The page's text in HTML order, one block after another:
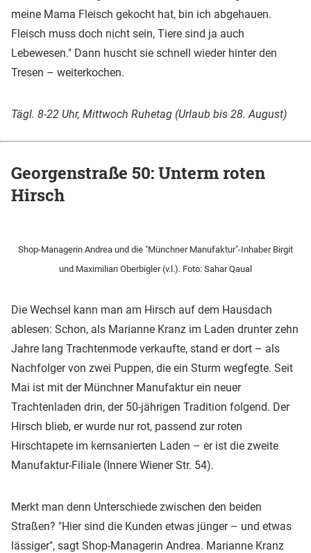
meine Mama Fleisch gekocht hat, bin ich abgehauen.
Fleisch muss doch nicht sein, Tiere sind ja auch
Lebewesen." Dann huscht sie schnell wieder hinter den
Tresen – weiterkochen.
Tägl. 8-22 Uhr, Mittwoch Ruhetag (Urlaub bis 28. August)
Georgenstraße 50: Unterm roten
Hirsch
Shop-Managerin Andrea und die "Münchner Manufaktur"-Inhaber Birgit
und Maximilian Oberbigler (v.l.). Foto: Sahar Qaual
Die Wechsel kann man am Hirsch auf dem Hausdach
ablesen: Schon, als Marianne Kranz im Laden drunter zehn
Jahre lang Trachtenmode verkaufte, stand er dort – als
Nachfolger von zwei Puppen, die ein Sturm wegfegte. Seit
Mai ist mit der Münchner Manufaktur ein neuer
Trachtenladen drin, der 50-jährigen Tradition folgend. Der
Hirsch blieb, er wurde nur rot, passend zur roten
Hirschtapete im kernsanierten Laden – er ist die zweite
Manufaktur-Filiale (Innere Wiener Str. 54).
Merkt man denn Unterschiede zwischen den beiden
Straßen? "Hier sind die Kunden etwas jünger – und etwas
lässiger", sagt Shop-Managerin Andrea. Marianne Kranz